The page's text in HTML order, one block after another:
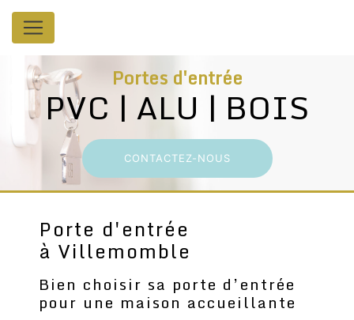
Panneau de gestion des cookies
Portes d'entrée
PVC | ALU | BOIS
CONTACTEZ-NOUS
Porte d'entrée
à Villemomble
Bien choisir sa porte d’entrée
pour une maison accueillante